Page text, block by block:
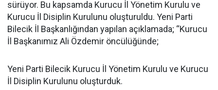
sürüyor. Bu kapsamda Kurucu İl Yönetim Kurulu ve
Kurucu İl Disiplin Kurulunu oluşturuldu. Yeni Parti
Bilecik İl Başkanlığından yapılan açıklamada; “Kurucu
İl Başkanımız Ali Özdemir öncülüğünde;
Yeni Parti Bilecik Kurucu İl Yönetim Kurulu ve Kurucu
İl Disiplin Kurulunu oluşturduk.